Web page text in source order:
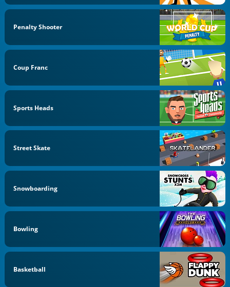
Penalty Shooter
Coup Franc
Sports Heads
Street Skate
Snowboarding
Bowling
Basketball